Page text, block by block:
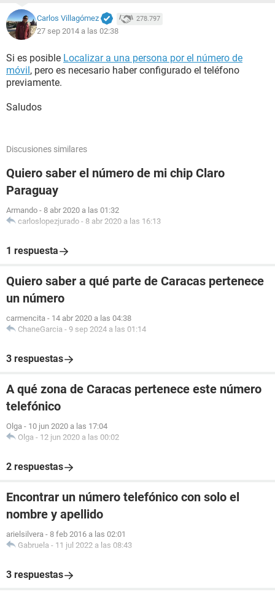
Carlos Villagómez 278.797
27 sep 2014 a las 02:38
Si es posible Localizar a una persona por el número de
móvil, pero es necesario haber configurado el teléfono
previamente.
Saludos
Discusiones similares
Quiero saber el número de mi chip Claro
Paraguay
Armando - 8 abr 2020 a las 01:32
carloslopezjurado - 8 abr 2020 a las 16:13
1 respuesta
Quiero saber a qué parte de Caracas pertenece
un número
carmencita - 14 abr 2020 a las 04:38
ChaneGarcia - 9 sep 2024 a las 01:14
3 respuestas
A qué zona de Caracas pertenece este número
telefónico
Olga - 10 jun 2020 a las 17:04
Olga - 12 jun 2020 a las 00:02
2 respuestas
Encontrar un número telefónico con solo el
nombre y apellido
arielsilvera - 8 feb 2016 a las 02:01
Gabruela - 11 jul 2022 a las 08:43
3 respuestas